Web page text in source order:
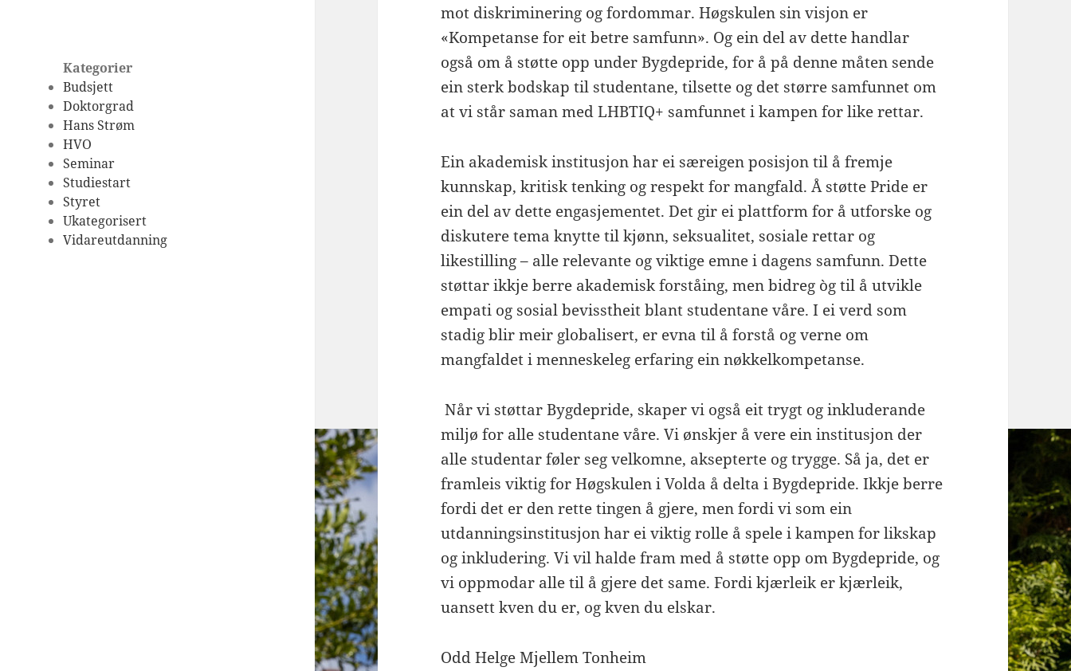
Kategorier
Budsjett
Doktorgrad
Hans Strøm
HVO
Seminar
Studiestart
Styret
Ukategorisert
Vidareutdanning
mot diskriminering og fordommar. Høgskulen sin visjon er
«Kompetanse for eit betre samfunn». Og ein del av dette handlar
også om å støtte opp under Bygdepride, for å på denne måten sende
ein sterk bodskap til studentane, tilsette og det større samfunnet om
at vi står saman med LHBTIQ+ samfunnet i kampen for like rettar.
Ein akademisk institusjon har ei særeigen posisjon til å fremje
kunnskap, kritisk tenking og respekt for mangfald. Å støtte Pride er
ein del av dette engasjementet. Det gir ei plattform for å utforske og
diskutere tema knytte til kjønn, seksualitet, sosiale rettar og
likestilling – alle relevante og viktige emne i dagens samfunn. Dette
støttar ikkje berre akademisk forståing, men bidreg òg til å utvikle
empati og sosial bevisstheit blant studentane våre. I ei verd som
stadig blir meir globalisert, er evna til å forstå og verne om
mangfaldet i menneskeleg erfaring ein nøkkelkompetanse.
Når vi støttar Bygdepride, skaper vi også eit trygt og inkluderande
miljø for alle studentane våre. Vi ønskjer å vere ein institusjon der
alle studentar føler seg velkomne, aksepterte og trygge. Så ja, det er
framleis viktig for Høgskulen i Volda å delta i Bygdepride. Ikkje berre
fordi det er den rette tingen å gjere, men fordi vi som ein
utdanningsinstitusjon har ei viktig rolle å spele i kampen for likskap
og inkludering. Vi vil halde fram med å støtte opp om Bygdepride, og
vi oppmodar alle til å gjere det same. Fordi kjærleik er kjærleik,
uansett kven du er, og kven du elskar.
Odd Helge Mjellem Tonheim